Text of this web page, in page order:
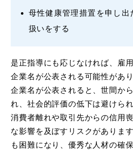
母性健康管理措置を申し出
扱いをする
是正指導にも応じなければ、雇
企業名が公表される可能性があり
企業名が公表されると、世間か
れ、社会的評価の低下は避けら
消費者離れや取引先からの信用
な影響を及ぼすリスクがありま
も困難になり、優秀な人材の確